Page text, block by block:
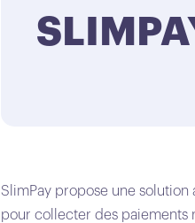
SlimPay propose une
pour collecter des paiements